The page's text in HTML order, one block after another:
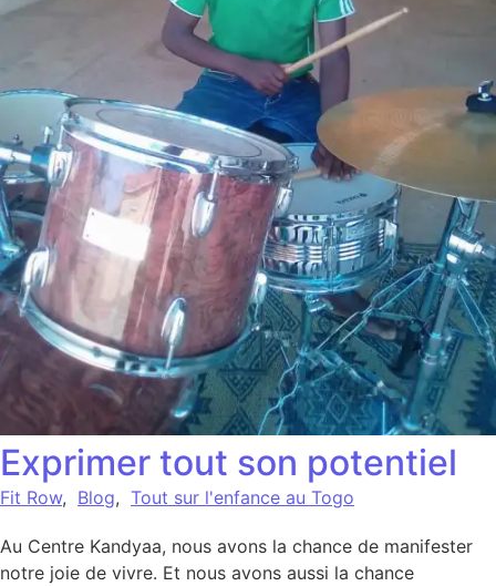
Exprimer tout son potentiel
Fit Row, Blog, Tout sur l'enfance au Togo
Au Centre Kandyaa, nous avons la chance de manifester
notre joie de vivre. Et nous avons aussi la chance